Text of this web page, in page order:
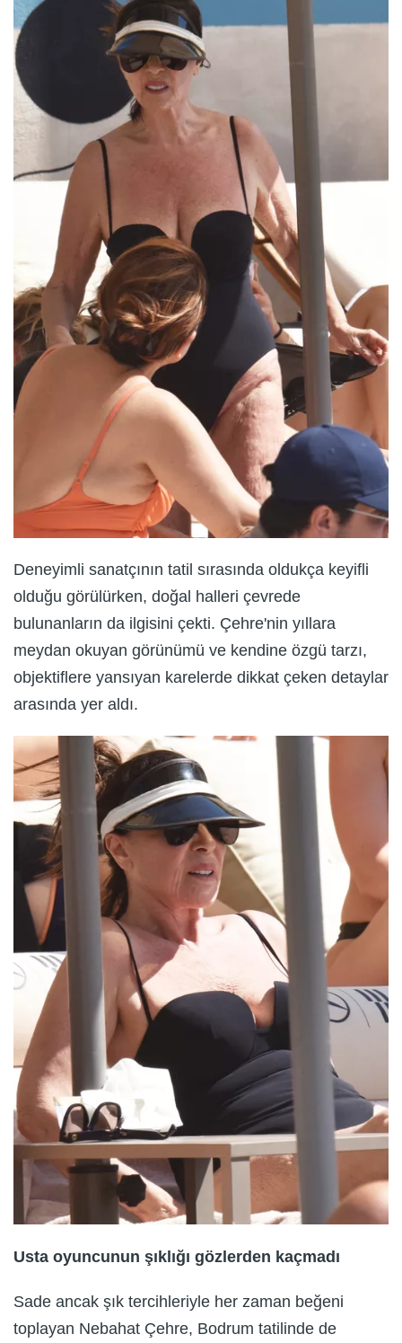
Deneyimli sanatçının tatil sırasında oldukça keyifli
olduğu görülürken, doğal halleri çevrede
bulunanların da ilgisini çekti. Çehre'nin yıllara
meydan okuyan görünümü ve kendine özgü tarzı,
objektiflere yansıyan karelerde dikkat çeken detaylar
arasında yer aldı.
Usta oyuncunun şıklığı gözlerden kaçmadı
Sade ancak şık tercihleriyle her zaman beğeni
toplayan Nebahat Çehre, Bodrum tatilinde de